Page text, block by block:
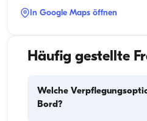
In Google Maps öffnen
Häufig gestellte
Welche
Bord?